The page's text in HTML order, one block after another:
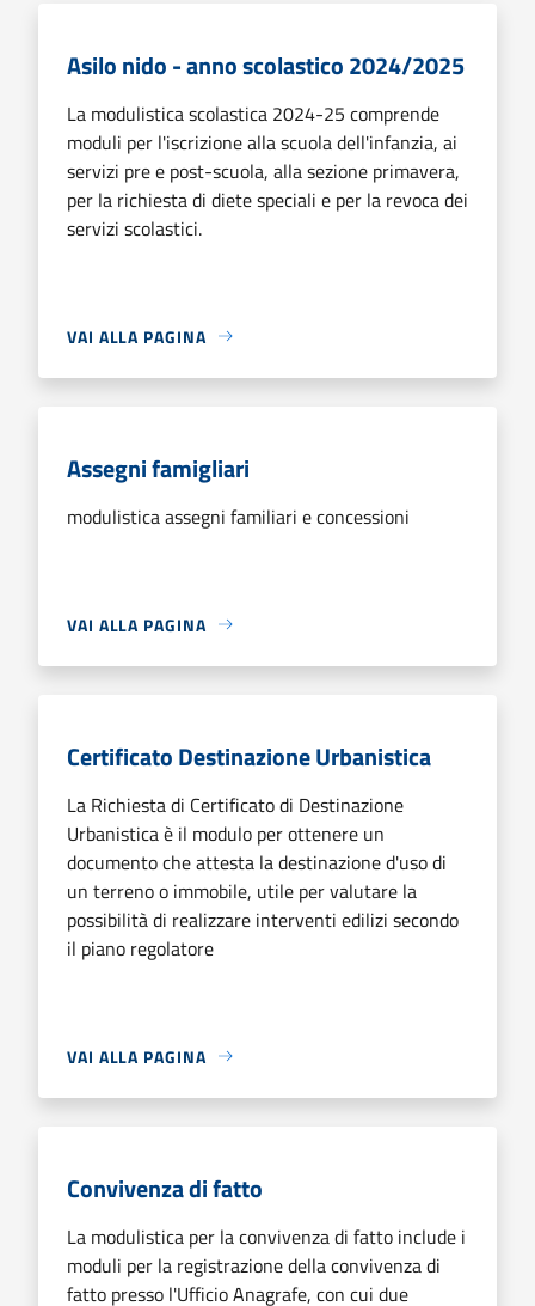
Asilo nido - anno scolastico 2024/2025
La modulistica scolastica 2024-25 comprende
moduli per l'iscrizione alla scuola dell'infanzia, ai
servizi pre e post-scuola, alla sezione primavera,
per la richiesta di diete speciali e per la revoca dei
servizi scolastici.
VAI ALLA PAGINA
Assegni famigliari
modulistica assegni familiari e concessioni
VAI ALLA PAGINA
Certificato Destinazione Urbanistica
La Richiesta di Certificato di Destinazione
Urbanistica è il modulo per ottenere un
documento che attesta la destinazione d'uso di
un terreno o immobile, utile per valutare la
possibilità di realizzare interventi edilizi secondo
il piano regolatore
VAI ALLA PAGINA
Convivenza di fatto
La modulistica per la convivenza di fatto include i
moduli per la registrazione della convivenza di
fatto presso l'Ufficio Anagrafe, con cui due